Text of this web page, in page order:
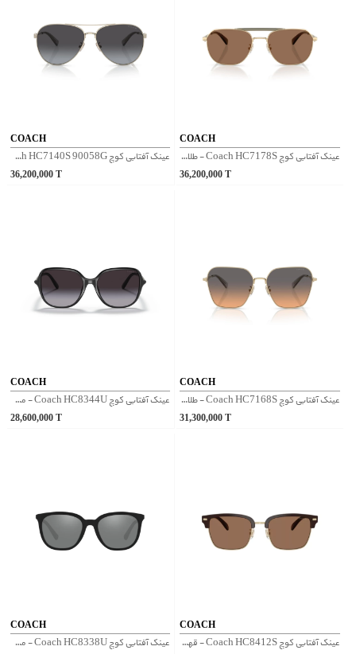
COACH
عینک آفتابی کوچ Coach HC7140S 90058G - نقره‌ای
36,200,000T
COACH
عینک آفتابی کوچ Coach HC7178S - طلایی
36,200,000 T
COACH
عینک آفتابی کوچ Coach HC8344U - مشکی
28,600,000T
COACH
عینک آفتابی کوچ Coach HC7168S - طلایی نقره ای
31,300,000 T
COACH
عینک آفتابی کوچ Coach HC8338U - مشکی
COACH
عینک آفتابی کوچ Coach HC8412S - قهوه‌ای